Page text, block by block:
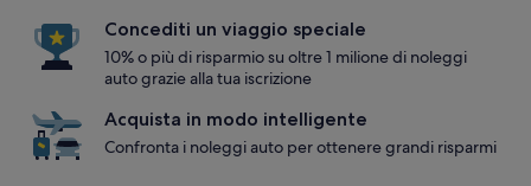
Concediti un viaggio speciale
10% o più di risparmio su oltre 1 milione di noleggi
auto grazie alla tua iscrizione
Acquista in modo intelligente
Confronta i noleggi auto per ottenere grandi risparmi